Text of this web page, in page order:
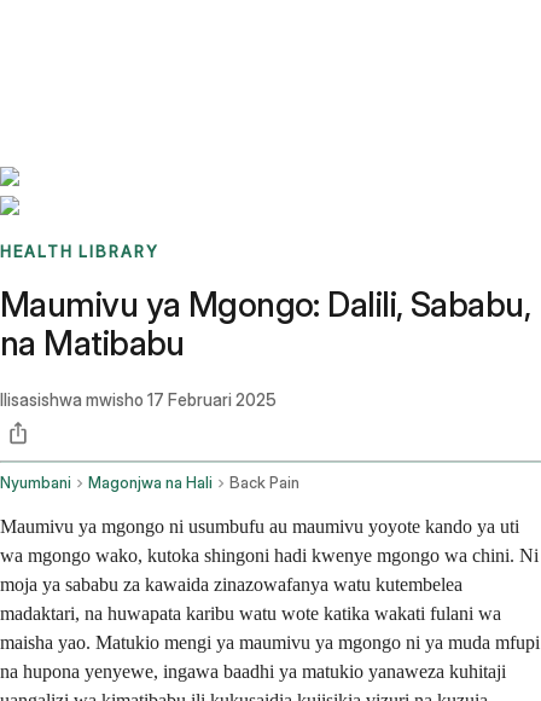
HEALTH LIBRARY
Maumivu ya Mgongo: Dalili, Sababu,
na Matibabu
Ilisasishwa mwisho 17 Februari 2025
Nyumbani Magonjwa na Hali Back Pain
Maumivu ya mgongo ni usumbufu au maumivu yoyote kando ya uti
wa mgongo wako, kutoka shingoni hadi kwenye mgongo wa chini. Ni
moja ya sababu za kawaida zinazowafanya watu kutembelea
madaktari, na huwapata karibu watu wote katika wakati fulani wa
maisha yao. Matukio mengi ya maumivu ya mgongo ni ya muda mfupi
na hupona yenyewe, ingawa baadhi ya matukio yanaweza kuhitaji